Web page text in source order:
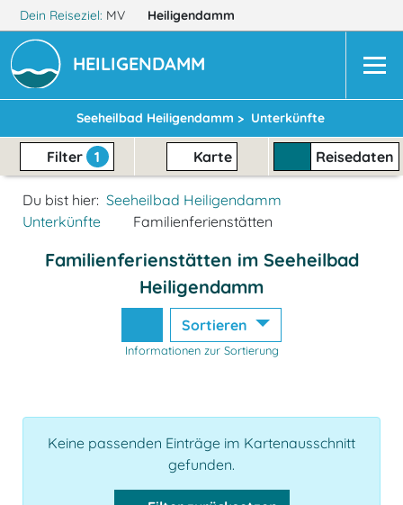
Dein Reiseziel: MV Heiligendamm
HEILIGENDAMM
Seeheilbad Heiligendamm > Unterkünfte
Filter 1 Karte Reisedaten
Du bist hier: Seeheilbad Heiligendamm
Unterkünfte
Familienferienstätten
Familienferienstätten im Seeheilbad
Heiligendamm
Sortieren
Informationen zur Sortierung
Keine passenden Einträge im Kartenausschnitt
gefunden.